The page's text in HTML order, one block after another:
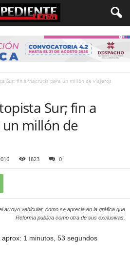
Sur; fin a viacrucis para un millón de viajeros
Sur; fin a
millón de
1823 0
arroyo vehicular, como se aprecia en la gráfica que
Reforma publica como otra de sus exclusivas.
1 minutos, 53 segundos